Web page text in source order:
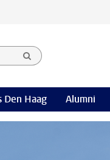
Den Haag Alumni